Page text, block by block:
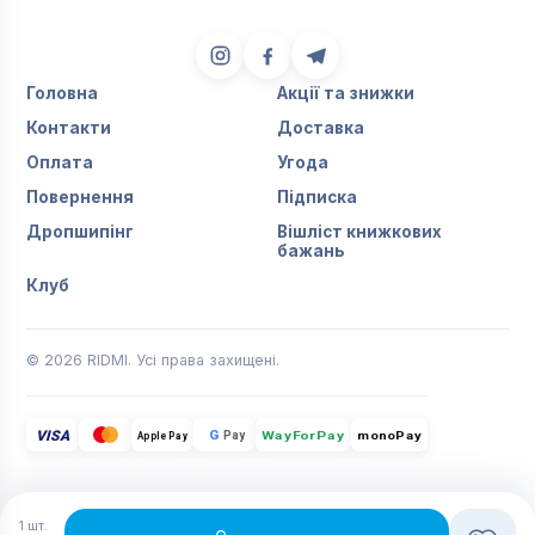
1 шт.
Головна
Акції та знижки
Контакти
Доставка
Оплата
Угода
Повернення
Підписка
Дропшипінг
Вішліст книжкових
бажань
Клуб
© 2026 RIDMI. Усі права захищені.
VISA Apple Pay G Pay WayForPay monoPay